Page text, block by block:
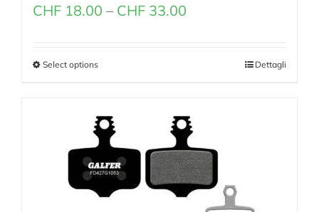
CHF 18.00 – CHF 33.00
Select options Dettagli